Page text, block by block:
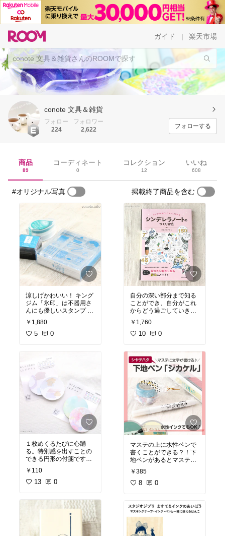
ガイド 楽天市場
conote 文具＆雑貨
フォロー
224
フォロワー
2,622
フォローする
商品
89
コーディネート
0
コレクション
12
いいね
608
#オリジナル写真 掲載終了商品を含む
涼しげかわいい！ キング
ジム「氷印」は不器用さ
んにも優しいスタンプ #
オリジナル写真
￥1,880
5 0
１枚めくるたびに心踊
る。特別感を出すことの
できる円形の付箋です。
#オリジナル写真
￥110
13 0
自分の深い部分まで知る
ことができ、自分がこれ
からどう過ごしていきた
いかを考えるいい機会に
なります♪
真
￥1,760
10 0
マステの上に水性ペンで
書くことができる？！下
地ペンがあるとマステの
リジナル写真
￥385
8 0